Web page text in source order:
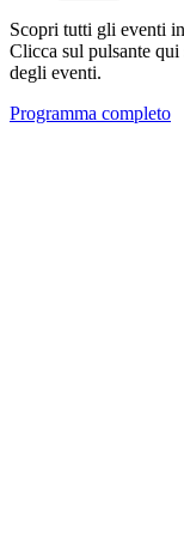
Scopri tutti gli eventi
Clicca sul pulsante
degli eventi.
Programma completo